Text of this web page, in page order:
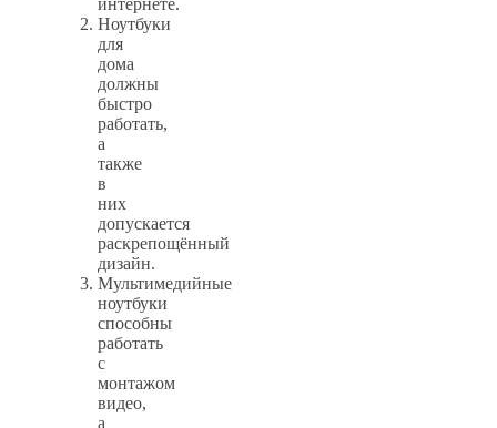
Ноутбуки
для
дома
должны
быстро
работать,
а
также
в
них
допускается
раскрепощённый
дизайн.
Мультимедийные
ноутбуки
способны
работать
с
монтажом
видео,
а